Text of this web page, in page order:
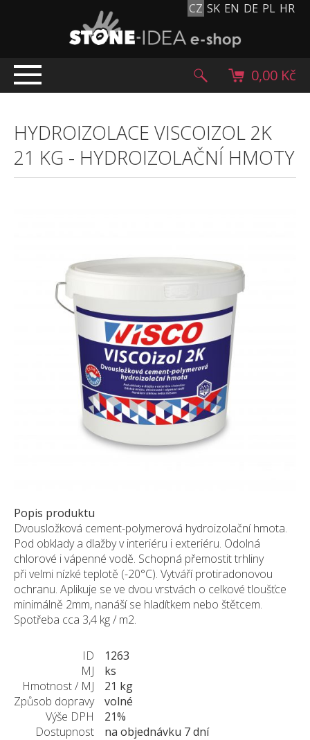
CZ SK EN DE PL HR
TOP NABÍDKA
PRODUKTY
Mlatové povrchy
Kamenný koberec
Kamenné dlažby a obklady
Oblázky, valouny a granulát
Kamenné bloky
Výrobky z kamene na zakázku
BERA GRAVEL FIX
Creative Floor
KAMENNÉ DLAŽBY, OBKLADY
MLATOVÉ POVRCHY
ZAKÁZKY NA MÍRU
VÝPRODEJ
NOVINKY
BLOG
0,00 Kč
HYDROIZOLACE VISCOIZOL 2K
21 KG - HYDROIZOLAČNÍ HMOTY
Popis produktu
Dvousložková cement-polymerová hydroizolační hmota.
Pod obklady a dlažby v interiéru i exteriéru. Odolná
chlorové i vápenné vodě. Schopná přemostit trhliny
při velmi nízké teplotě (-20°C). Vytváří protiradonovou
ochranu. Aplikuje se ve dvou vrstvách o celkové tloušťce
minimálně 2mm, nanáší se hladítkem nebo štětcem.
Spotřeba cca 3,4 kg / m2.
ID
1263
MJ
ks
Hmotnost / MJ
21 kg
Způsob dopravy
volné
Výše DPH
21%
Dostupnost
na objednávku 7 dní